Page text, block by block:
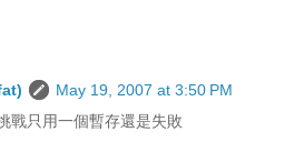
May 19, 2007 at 3:50 PM
戰只用一個暫存還是失敗